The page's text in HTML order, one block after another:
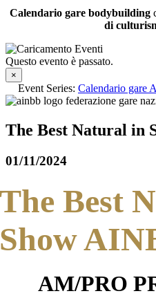
Calendario gare bodybuilding
di
Questo evento è passato.
×
Event Series: Calendario gare
The Best Natural in
01/11/2024
The Best
Show
AM/PRO